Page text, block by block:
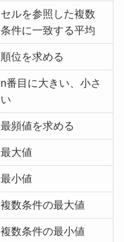
セルを参照した複数
条件に一致する平均
順位を求める
n番目に大きい、小さ
い
最頻値を求める
最大値
最小値
複数条件の最大値
複数条件の最小値